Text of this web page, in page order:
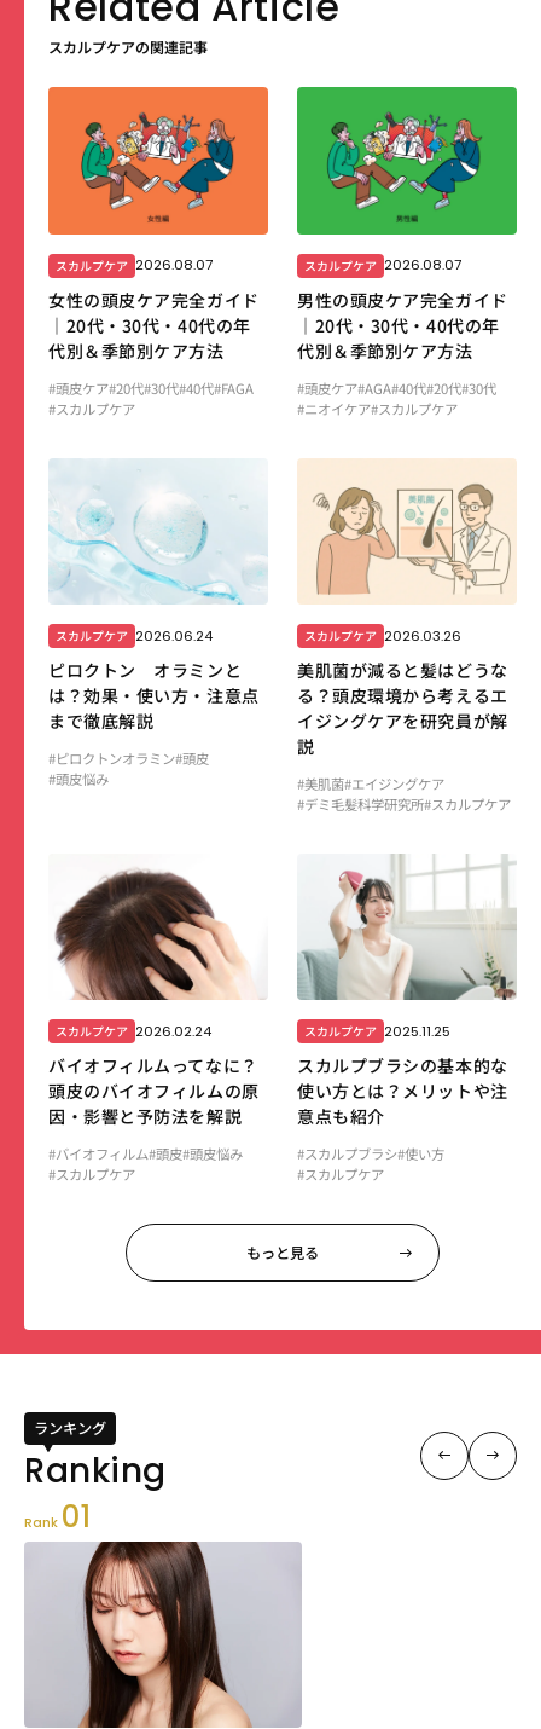
スカルプケアの関連記事
スカルプケア 2026.08.07
女性の頭皮ケア完全ガイド
｜20代・30代・40代の年
代別＆季節別ケア方法
#頭皮ケア#20代#30代#40代#FAGA
#スカルプケア
スカルプケア 2026.08.07
男性の頭皮ケア完全ガイド
｜20代・30代・40代の年
代別＆季節別ケア方法
#頭皮ケア#AGA#40代#20代#30代
#ニオイケア#スカルプケア
スカルプケア 2026.06.24
ピロクトン オラミンと
は？効果・使い方・注意点
まで徹底解説
#ピロクトンオラミン#頭皮
#頭皮悩み
スカルプケア 2026.03.26
美肌菌が減ると髪はどうな
る？頭皮環境から考えるエ
イジングケアを研究員が解
説
#美肌菌#エイジングケア
#デミ毛髪科学研究所#スカルプケア
スカルプケア 2026.02.24
バイオフィルムってなに？
頭皮のバイオフィルムの原
因・影響と予防法を解説
#バイオフィルム#頭皮#頭皮悩み
#スカルプケア
スカルプケア 2025.11.25
スカルプブラシの基本的な
使い方とは？メリットや注
意点も紹介
#スカルプブラシ#使い方
#スカルプケア
もっと見る
ランキング
Rank 01